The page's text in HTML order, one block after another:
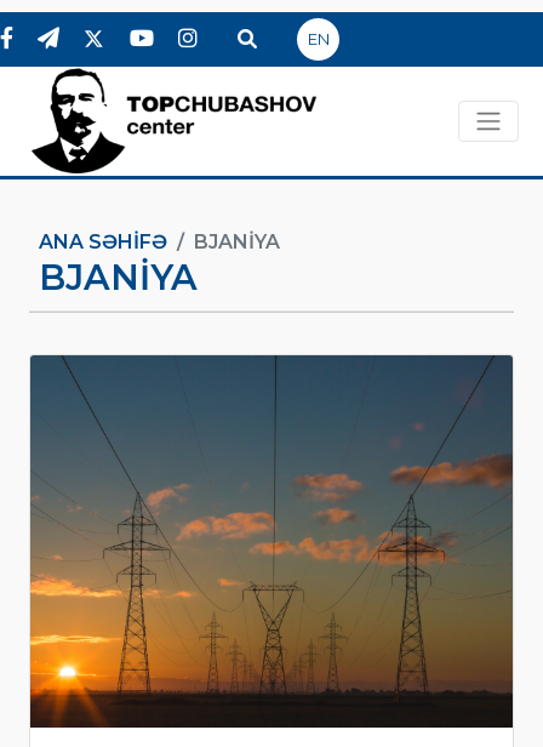
EN
ANA SƏHIFƏ BJANIYA
BJANIYA